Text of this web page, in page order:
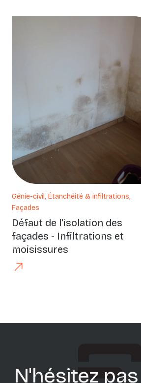
Génie-civil, Étanchéité & infiltrations,
Façades
Défaut de l'isolation des
façades - Infiltrations et
moisissures
N'hésitez